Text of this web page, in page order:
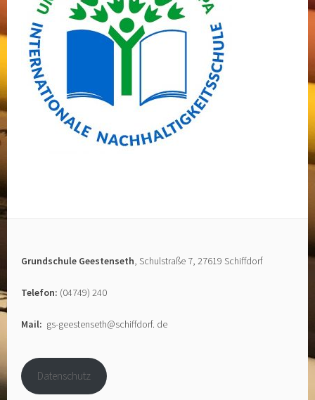
Grundschule Geestenseth, Schulstraße 7, 27619 Schiffdorf
Telefon: (04749) 240
Mail: gs-geestenseth@schiffdorf. de
Datenschutz